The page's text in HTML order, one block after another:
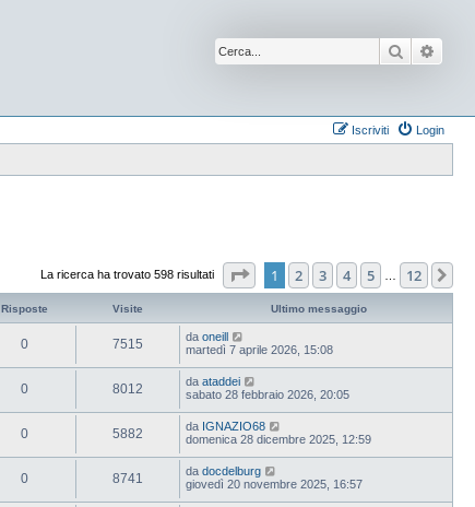
Cerca
Login
Iscriviti
La ricerca ha trovato 598 risultati Pagina1 di
1 2 3 4 5 12
Risposte Visite Ultimo messaggio
0 7515 da oneill
martedì 7 aprile 2026, 15:08
0 8012 da ataddei
sabato 28 febbraio 2026, 20:05
0 5882 da IGNAZIO68
domenica 28 dicembre 2025, 12:59
0 8741 da docdelburg
giovedì 20 novembre 2025, 16:57